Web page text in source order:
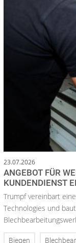
23.07.2026
ANGEBOT FÜR
KUNDENDIENST
Trumpf vereinbart
Technologies und
Biegen